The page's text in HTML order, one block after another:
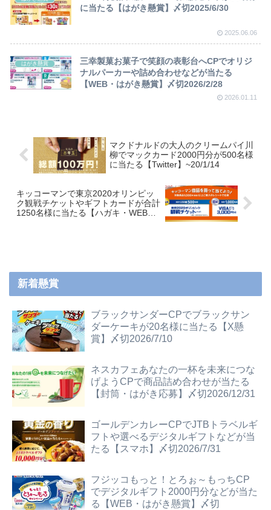
に当たる【はがき懸賞】〆切2025/6/30
2025.06.06
はがき懸賞
三幸製菓お菓子で笑顔の表彰台へCPでオリジ
ナルパーカーや詰め合わせなどが当たる
【WEB・はがき懸賞】〆切2026/2/28
2026.01.11
マクドナルドの大人のクリームパイ川
柳でマックカード2000円分が500名様
に当たる【Twitter】~20/1/14
キッコーマンで東京2020オリンピッ
ク観戦チケットやギフトカードが合計
1250名様に当たる【ハガキ・WEB】
新着懸賞
ブラックサンダーCPでブラックサン
ダーケーキが20名様に当たる【X懸
賞】〆切2026/7/10
ネスカフェあなたの一杯を未来につな
げようCPで商品詰め合わせが当たる
【封筒・はがき応募】〆切2026/12/31
ゴールデンカレーCPでJTBトラベルギ
フトや選べるデジタルギフトなどが当
たる【スマホ】〆切2026/7/31
フジッコもっと！とろぉ～もっちCP
でデジタルギフト2000円分などが当た
る【WEB・はがき懸賞】〆切